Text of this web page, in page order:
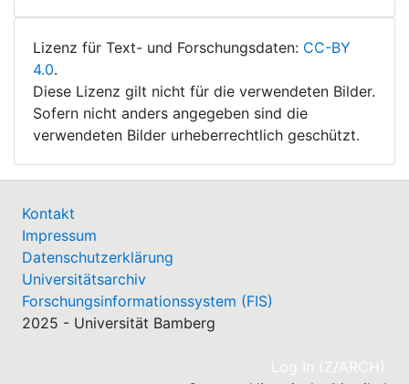
Lizenz für Text- und Forschungsdaten: CC-BY
4.0.
Diese Lizenz gilt nicht für die verwendeten Bilder.
Sofern nicht anders angegeben sind die
verwendeten Bilder urheberrechtlich geschützt.
Kontakt
Impressum
Datenschutzerklärung
Universitätsarchiv
Forschungsinformationssystem (FIS)
2025 - Universität Bamberg
Log In (Z/ARCH)